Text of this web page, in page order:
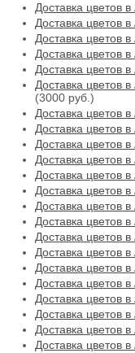
Доставка цветов
Доставка цветов
Доставка цветов
Доставка цветов
Доставка цветов
Доставка цветов
(3000 руб.)
Доставка цветов
Доставка цветов
Доставка цветов в
Доставка цветов
Доставка цветов в
Доставка цветов в
Доставка цветов
Доставка цветов
Доставка цветов
Доставка цветов
Доставка цветов
Доставка цветов в
Доставка цветов в
Доставка цветов
Доставка цветов
Доставка цветов